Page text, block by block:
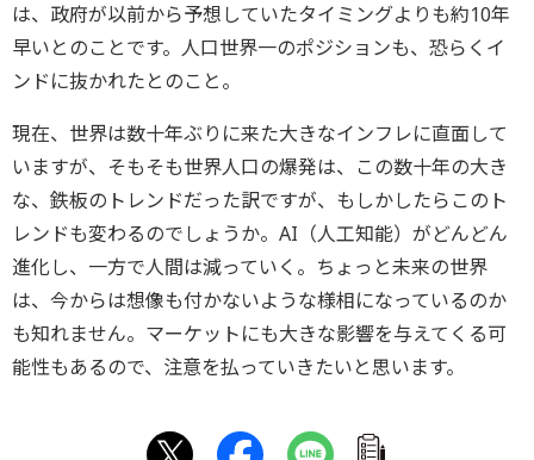
は、政府が以前から予想していたタイミングよりも約10年
早いとのことです。人口世界一のポジションも、恐らくイ
ンドに抜かれたとのこと。
現在、世界は数十年ぶりに来た大きなインフレに直面して
いますが、そもそも世界人口の爆発は、この数十年の大き
な、鉄板のトレンドだった訳ですが、もしかしたらこのト
レンドも変わるのでしょうか。AI（人工知能）がどんどん
進化し、一方で人間は減っていく。ちょっと未来の世界
は、今からは想像も付かないような様相になっているのか
も知れません。マーケットにも大きな影響を与えてくる可
能性もあるので、注意を払っていきたいと思います。